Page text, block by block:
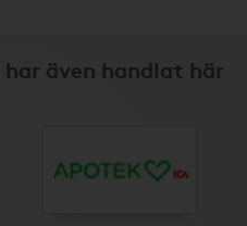
även handlat här